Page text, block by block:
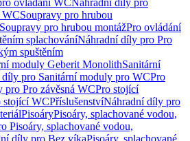
ovládání WCNáhradní díly pro
WCSoupravy pro hrubou
pro hrubou montážPro ovládání
splachováníNáhradní díly pro Pro
spuštěním
moduly Geberit MonolithSanitární
pro Sanitární moduly pro WCPro
pro Pro závěsná WCPro stojící
stojící WCPříslušenstvíNáhradní díly pro
PisoáryPisoáry, splachované vodou,
Pisoáry, splachované vodou,
díly pro Bez víkaPisoáry, splachované